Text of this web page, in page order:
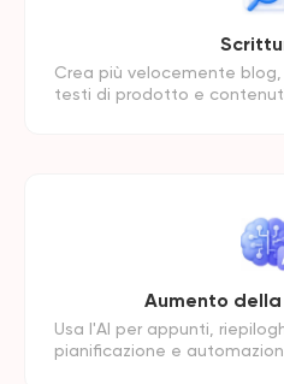
Crea più velocemente
testi di prodotto e contenuti
Aumento
Usa l'AI per appunti,
pianificazione e